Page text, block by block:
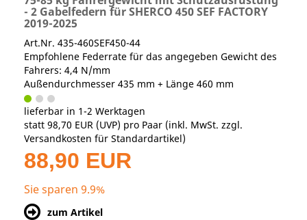
- 2 Gabelfedern für SHERCO 450 SEF FACTORY
2019-2025
Art.Nr. 435-460SEF450-44
Empfohlene Federrate für das angegeben Gewicht des
Fahrers: 4,4 N/mm
Außendurchmesser 435 mm + Länge 460 mm
lieferbar in 1-2 Werktagen
statt 98,70 EUR (UVP) pro Paar (inkl. MwSt. zzgl.
Versandkosten für Standardartikel)
88,90 EUR
Sie sparen 9.9%
zum Artikel